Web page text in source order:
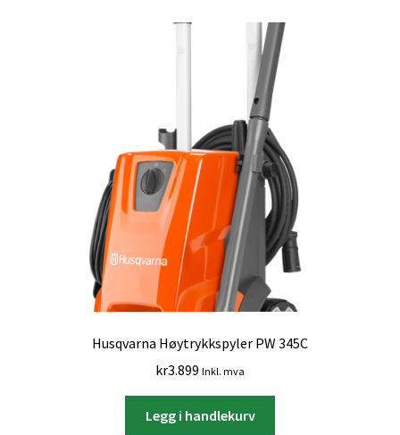
Husqvarna Høytrykkspyler PW 345C
kr3.899 Inkl. mva
Legg i handlekurv